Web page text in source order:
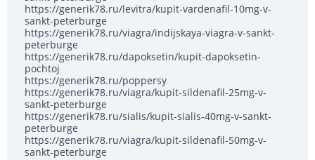
https://generik78.ru/levitra/kupit-vardenafil-10mg-v-
sankt-peterburge
https://generik78.ru/viagra/indijskaya-viagra-v-sankt-
peterburge
https://generik78.ru/dapoksetin/kupit-dapoksetin-
pochtoj
https://generik78.ru/poppersy
https://generik78.ru/viagra/kupit-sildenafil-25mg-v-
sankt-peterburge
https://generik78.ru/sialis/kupit-sialis-40mg-v-sankt-
peterburge
https://generik78.ru/viagra/kupit-sildenafil-50mg-v-
sankt-peterburge